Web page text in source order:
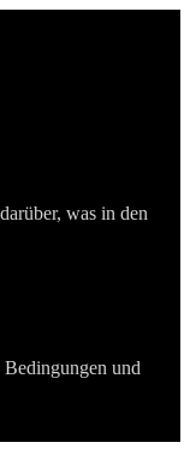
was in den
und